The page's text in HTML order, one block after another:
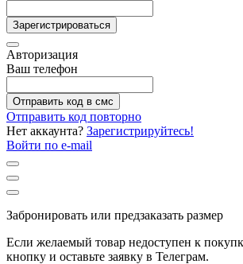
Зарегистрироваться
Авторизация
Ваш телефон
Отправить код в смс
Отправить код повторно
Нет аккаунта? Зарегистрируйтесь!
Войти по e-mail
Забронировать или предзаказать размер
Если желаемый товар недоступен к
кнопку и оставьте заявку в Телеграм.